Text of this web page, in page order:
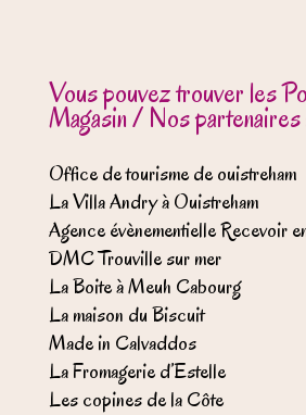
Vous pouvez trouver les
Magasin / Nos partenaires
Office de tourisme de ouistreham
La Villa Andry à Ouistreham
Agence évènementielle Recevoir
DMC Trouville sur mer
La Boite à Meuh Cabourg
La maison du Biscuit
Made in Calvaddos
La Fromagerie d’Estelle
Les copines de la Côte